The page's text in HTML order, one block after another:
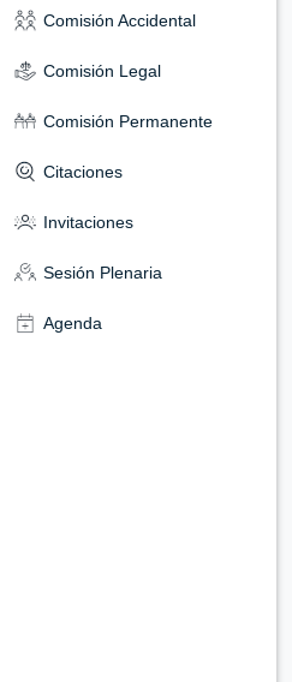
Comisión Accidental
Comisión Legal
Comisión Permanente
Citaciones
Invitaciones
Sesión Plenaria
Agenda